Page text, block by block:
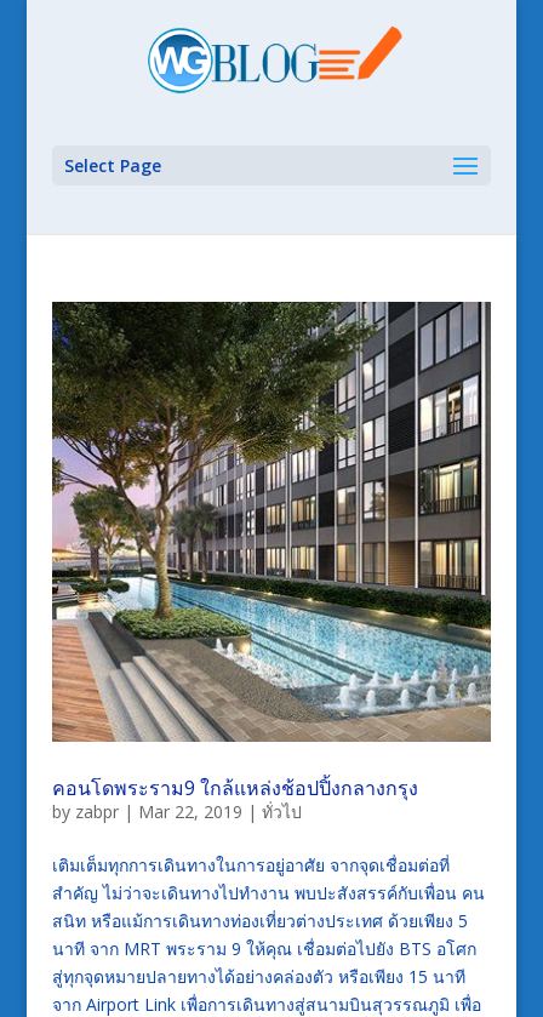
Select Page
คอนโดพระราม9 ใกล้แหล่งช้อปปิ้งกลางกรุง
by zabpr| Mar 22, 2019 | ทั่วไป
เติมเต็มทุกการเดินทางในการอยู่อาศัย จากจุดเชื่อมต่อที่
สำคัญ ไม่ว่าจะเดินทางไปทำงาน พบปะสังสรรค์กับเพื่อน คน
สนิท หรือแม้การเดินทางท่องเที่ยวต่างประเทศ ด้วยเพียง 5
นาที จาก MRT พระราม 9 ให้คุณ เชื่อมต่อไปยัง BTS อโศก
สู่ทุกจุดหมายปลายทางได้อย่างคล่องตัว หรือเพียง 15 นาที
จาก Airport Link เพื่อการเดินทางสู่สนามบินสุวรรณภูมิ เพื่อ